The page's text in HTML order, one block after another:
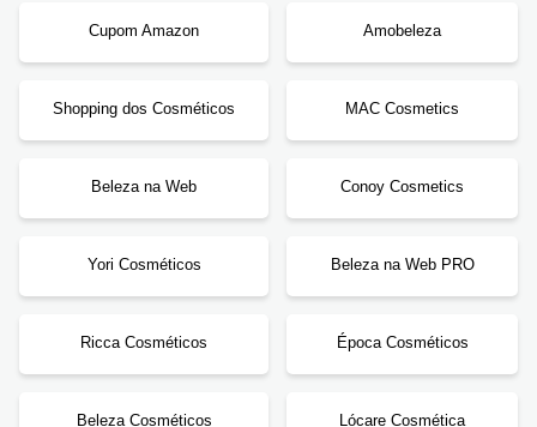
Cupom Amazon Amobeleza
Shopping dos Cosméticos MAC Cosmetics
Beleza na Web Conoy Cosmetics
Yori Cosméticos Beleza na Web PRO
Ricca Cosméticos Época Cosméticos
Beleza Cosméticos Lócare Cosmética